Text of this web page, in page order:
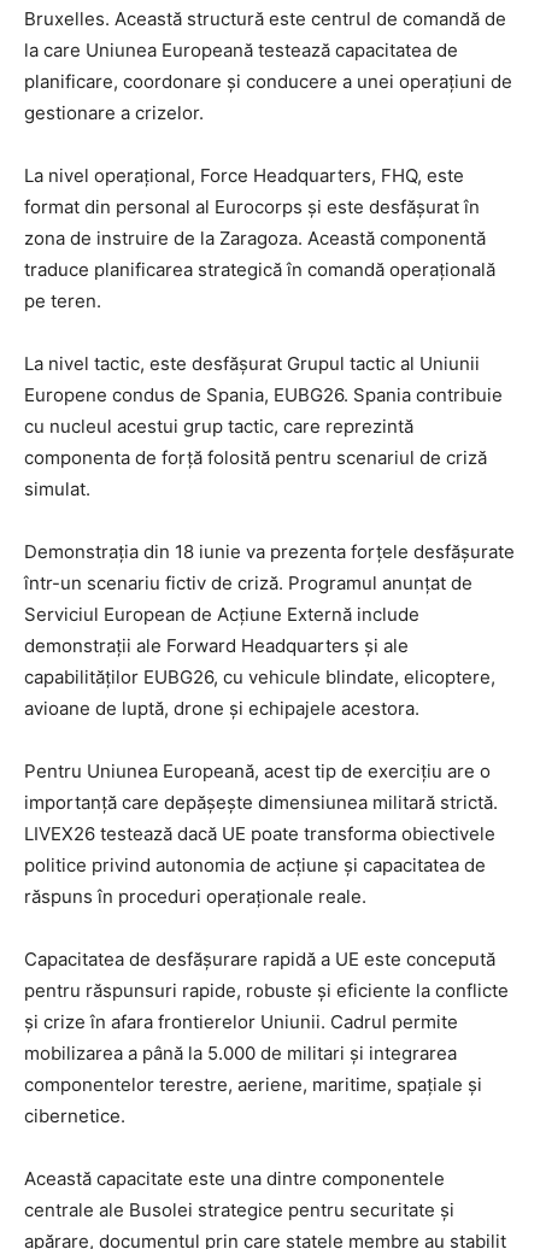
Bruxelles. Această structură este centrul de comandă de
la care Uniunea Europeană testează capacitatea de
planificare, coordonare și conducere a unei operațiuni de
gestionare a crizelor.
La nivel operațional, Force Headquarters, FHQ, este
format din personal al Eurocorps și este desfășurat în
zona de instruire de la Zaragoza. Această componentă
traduce planificarea strategică în comandă operațională
pe teren.
La nivel tactic, este desfășurat Grupul tactic al Uniunii
Europene condus de Spania, EUBG26. Spania contribuie
cu nucleul acestui grup tactic, care reprezintă
componenta de forță folosită pentru scenariul de criză
simulat.
Demonstrația din 18 iunie va prezenta forțele desfășurate
într-un scenariu fictiv de criză. Programul anunțat de
Serviciul European de Acțiune Externă include
demonstrații ale Forward Headquarters și ale
capabilităților EUBG26, cu vehicule blindate, elicoptere,
avioane de luptă, drone și echipajele acestora.
Pentru Uniunea Europeană, acest tip de exercițiu are o
importanță care depășește dimensiunea militară strictă.
LIVEX26 testează dacă UE poate transforma obiectivele
politice privind autonomia de acțiune și capacitatea de
răspuns în proceduri operaționale reale.
Capacitatea de desfășurare rapidă a UE este concepută
pentru răspunsuri rapide, robuste și eficiente la conflicte
și crize în afara frontierelor Uniunii. Cadrul permite
mobilizarea a până la 5.000 de militari și integrarea
componentelor terestre, aeriene, maritime, spațiale și
cibernetice.
Această capacitate este una dintre componentele
centrale ale Busolei strategice pentru securitate și
apărare, documentul prin care statele membre au stabilit